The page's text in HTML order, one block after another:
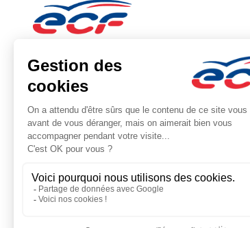
Note : 4.3/5
Moyenne calculée sur 126 avis